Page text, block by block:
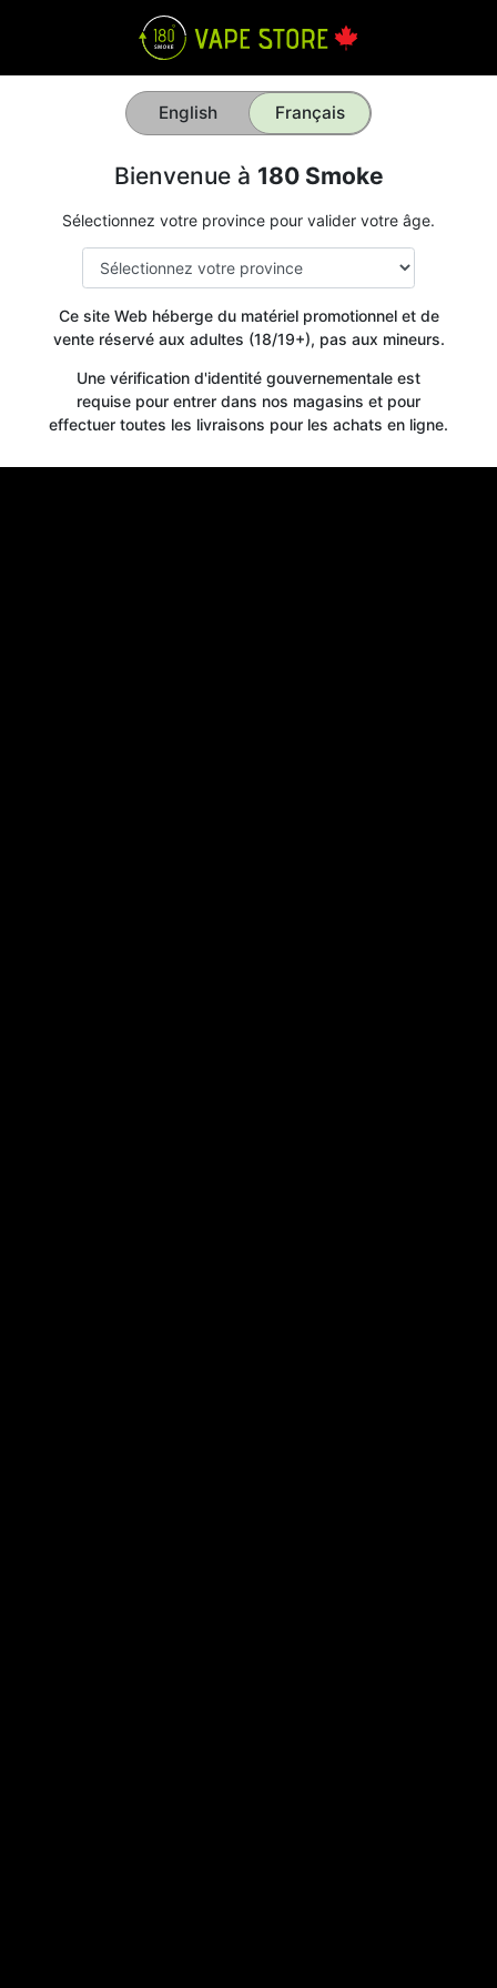
English Français
Bienvenue à 180 Smoke
Sélectionnez votre province pour valider votre âge.
Ce site Web héberge du matériel promotionnel et de
vente réservé aux adultes (18/19+), pas aux mineurs.
Une vérification d'identité gouvernementale est
requise pour entrer dans nos magasins et pour
effectuer toutes les livraisons pour les achats en ligne.